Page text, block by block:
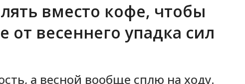
вместо кофе, чтобы
от весеннего упадка сил
а весной вообще сплю на ходу.